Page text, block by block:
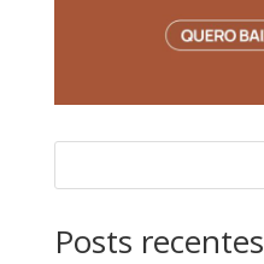
Posts recentes